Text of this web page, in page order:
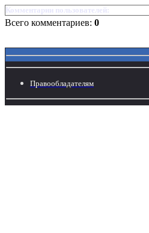
Комментарии пользователей:
Всего комментариев: 0
Правообладателям